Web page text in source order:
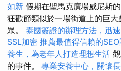
如新 假期在聖馬克廣場威尼斯
狂歡節類似於一場街道上的巨
眾。 泰國簽證的辦理方法，迅
SSL加密 推薦最值得信賴的
養生，為老年人打造理想生活
的事件。 專業安養中心，關懷